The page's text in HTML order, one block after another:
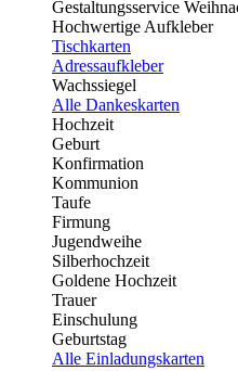
Gestaltungsservice
Hochwertige Aufkleber
Tischkarten
Adressaufkleber
Wachssiegel
Alle Dankeskarten
Hochzeit
Geburt
Konfirmation
Kommunion
Taufe
Firmung
Jugendweihe
Silberhochzeit
Goldene Hochzeit
Trauer
Einschulung
Geburtstag
Alle Einladungskarten